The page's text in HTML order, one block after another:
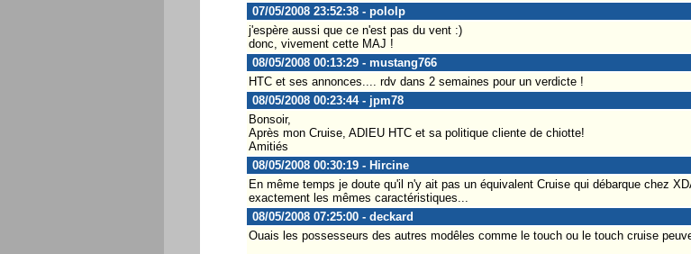
07/05/2008 23:52:38 - pololp
j'espère aussi que ce n'est pas du vent :)
donc, vivement cette MAJ !
08/05/2008 00:13:29 - mustang766
HTC et ses annonces.... rdv dans 2 semaines pour un verdicte !
08/05/2008 00:23:44 - jpm78
Bonsoir,
Après mon Cruise, ADIEU HTC et sa politique cliente de chiotte!
Amitiés
08/05/2008 00:30:19 - Hircine
En même temps je doute qu'il n'y ait pas un équivalent Cruise qui débarque chez
exactement les mêmes caractéristiques...
08/05/2008 07:25:00 - deckard
Ouais les possesseurs des autres modêles comme le touch ou le touch cruise